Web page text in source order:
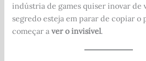
indústria de games quiser inovar de
segredo esteja em parar de copiar o
começar a ver o invisível.